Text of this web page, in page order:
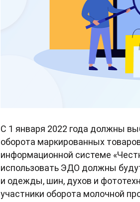
С 1 января 2022 года должны
оборота маркированных
информационной системе
использовать ЭДО должны
и одежды, шин, духов и
участники оборота молочной